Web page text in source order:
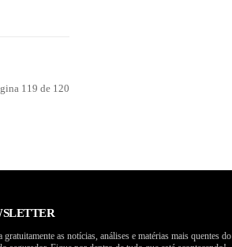
119 de 120
gratuitamente as notícias, análises e matérias mais quentes do